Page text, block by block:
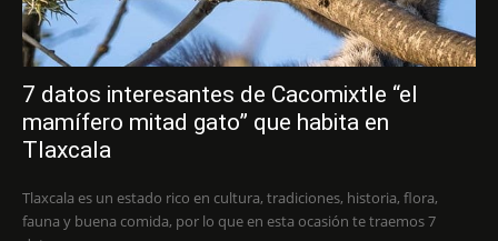
7 datos interesantes de Cacomixtle “el
mamífero mitad gato” que habita en
Tlaxcala
Tlaxcala es un estado rico en cultura, tradiciones, historia, flora,
fauna y buena comida, por lo que en esta ocasión te traemos 7